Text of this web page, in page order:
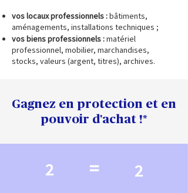
vos locaux professionnels :bâtiments,
aménagements, installations techniques ;
vos biens professionnels :matériel
professionnel, mobilier, marchandises,
stocks, valeurs (argent, titres), archives.
Gagnez en protection et en
pouvoir d'achat !*
2 = 2